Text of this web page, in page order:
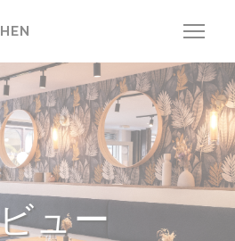
ュー